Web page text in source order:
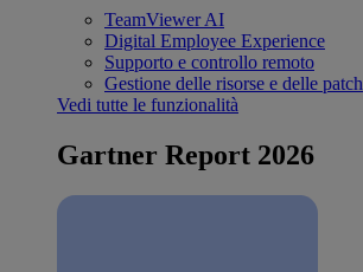
TeamViewer AI
Digital Employee Experience
Supporto e controllo remoto
Gestione delle risorse e delle patch
Vedi tutte le funzionalità
Gartner Report 2026